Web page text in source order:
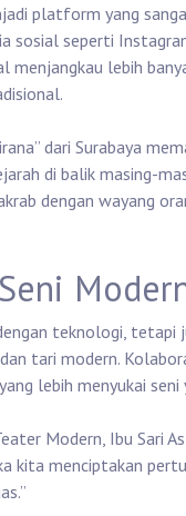
platform yang
sosial seperti
menjangkau lebih
dari Surabaya
di balik masing-
dengan wayang
teknologi,
tari modern.
lebih menyukai seni
Modern, Ibu Sari
kita menciptakan